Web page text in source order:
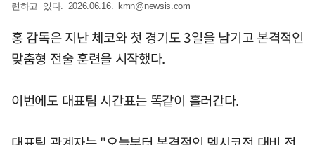
련하고 있다. 2026.06.16.
kmn@newsis.com
홍 감독은 지난 체코와 첫 경기도 3일을 남기고 본격적인
맞춤형 전술 훈련을 시작했다.
이번에도 대표팀 시간표는 똑같이 흘러간다.